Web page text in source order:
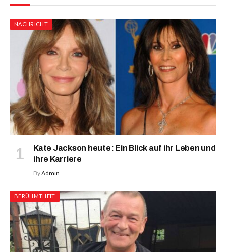
NACHRICHT
Kate Jackson heute: Ein Blick auf ihr Leben und
ihre Karriere
ByAdmin
BERÜHMTHEIT